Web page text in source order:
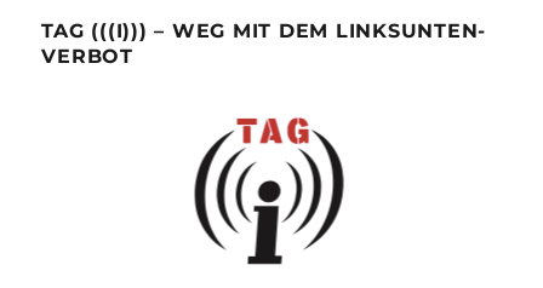
TAG (((I))) – WEG MIT DEM LINKSUNTEN-
VERBOT